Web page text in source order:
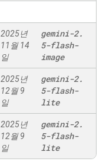
2025년
11월 14
일
gemini-2.
5-flash-
image
2025년
12월 9
일
gemini-2.
5-flash-
lite
2025년
12월 9
일
gemini-2.
5-flash-
lite